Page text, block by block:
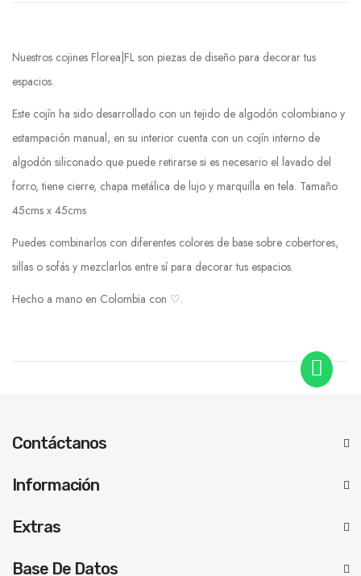
Nuestros cojines Florea|FL son piezas de diseño para decorar tus
espacios.
Este cojín ha sido desarrollado con un tejido de algodón colombiano y
estampación manual, en su interior cuenta con un cojín interno de
algodón siliconado que puede retirarse si es necesario el lavado del
forro, tiene cierre, chapa metálica de lujo y marquilla en tela. Tamaño
45cms x 45cms
Puedes combinarlos con diferentes colores de base sobre cobertores,
sillas o sofás y mezclarlos entre sí para decorar tus espacios.
Hecho a mano en Colombia con ♡.
Contáctanos
Información
Extras
Base De Datos